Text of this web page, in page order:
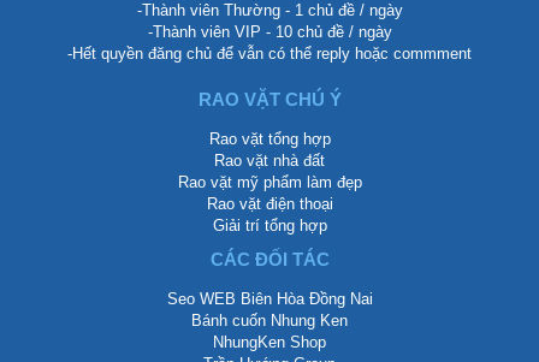
-Thành viên Thường - 1 chủ đề / ngày
-Thành viên VIP - 10 chủ đề / ngày
-Hết quyền đăng chủ để vẫn có thể reply hoặc commment
RAO VẶT CHÚ Ý
Rao vặt tổng hợp
Rao vặt nhà đất
Rao vặt mỹ phẩm làm đẹp
Rao vặt điện thoại
Giải trí tổng hợp
CÁC ĐỐI TÁC
Seo WEB Biên Hòa Đồng Nai
Bánh cuốn Nhung Ken
NhungKen Shop